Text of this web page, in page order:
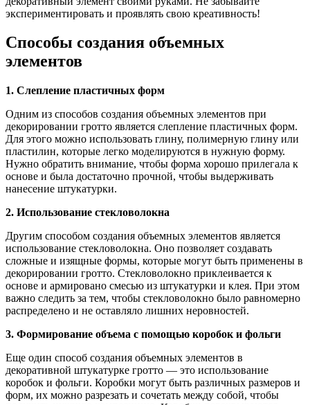
экспериментировать и проявлять свою креативность!
Способы создания объемных
элементов
1. Слепление пластичных форм
Одним из способов создания объемных элементов при
декорировании гротто является слепление пластичных форм.
Для этого можно использовать глину, полимерную глину или
пластилин, которые легко моделируются в нужную форму.
Нужно обратить внимание, чтобы форма хорошо прилегала к
основе и была достаточно прочной, чтобы выдерживать
нанесение штукатурки.
2. Использование стекловолокна
Другим способом создания объемных элементов является
использование стекловолокна. Оно позволяет создавать
сложные и изящные формы, которые могут быть применены в
декорировании гротто. Стекловолокно приклеивается к
основе и армировано смесью из штукатурки и клея. При этом
важно следить за тем, чтобы стекловолокно было равномерно
распределено и не оставляло лишних неровностей.
3. Формирование объема с помощью коробок и фольги
Еще один способ создания объемных элементов в
декоративной штукатурке гротто — это использование
коробок и фольги. Коробки могут быть различных размеров и
форм, их можно разрезать и сочетать между собой, чтобы